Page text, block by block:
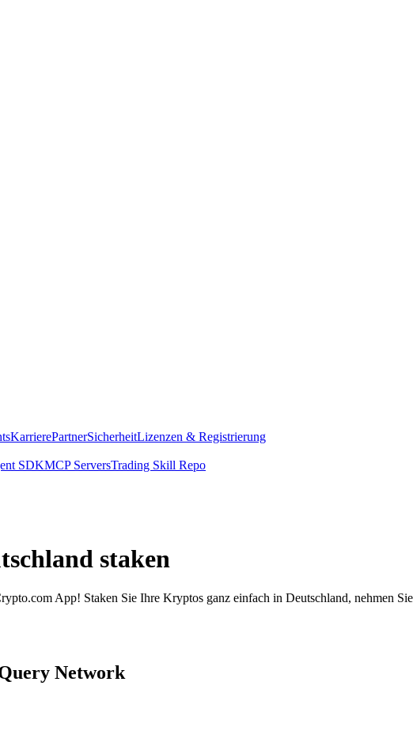
KarrierePartnerSicherheitLizenzen & Registrierung
SDKMCP ServersTrading Skill Repo
staken
App! Staken Sie Ihre Kryptos ganz einfach in Deutschland, nehmen
Network